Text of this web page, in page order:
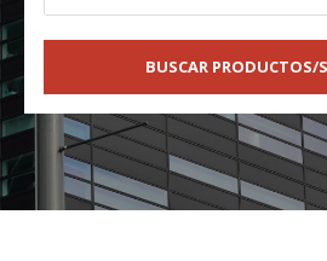
BUSCAR PRODUCTOS/